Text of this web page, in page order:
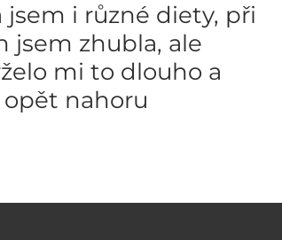
jsem i různé diety, při
jsem zhubla, ale
mi to dlouho a
opět nahoru